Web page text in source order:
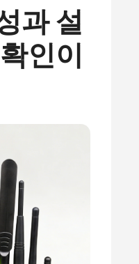
과 설
인이